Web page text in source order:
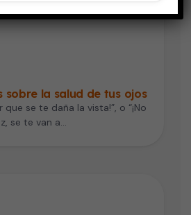
sobre la salud de tus ojos
que se te daña la vista!”, o “¡No
se te van a…